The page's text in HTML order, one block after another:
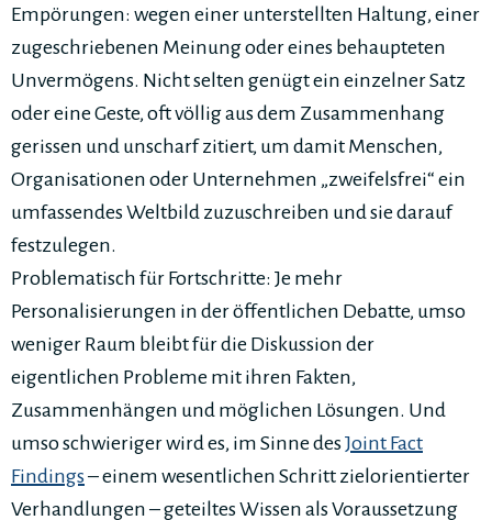
Empörungen: wegen einer unterstellten Haltung, einer
zugeschriebenen Meinung oder eines behaupteten
Unvermögens. Nicht selten genügt ein einzelner Satz
oder eine Geste, oft völlig aus dem Zusammenhang
gerissen und unscharf zitiert, um damit Menschen,
Organisationen oder Unternehmen „zweifelsfrei“ ein
umfassendes Weltbild zuzuschreiben und sie darauf
festzulegen.
Problematisch für Fortschritte: Je mehr
Personalisierungen in der öffentlichen Debatte, umso
weniger Raum bleibt für die Diskussion der
eigentlichen Probleme mit ihren Fakten,
Zusammenhängen und möglichen Lösungen. Und
umso schwieriger wird es, im Sinne desJoint Fact
Findings– einem wesentlichen Schritt zielorientierter
Verhandlungen – geteiltes Wissen als Voraussetzung